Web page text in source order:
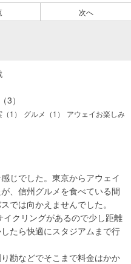
次へ
（3）
1） グルメ（1）
アウェイお楽しみ
じでした。東京からアウェイ
、信州グルメを食べている間
では向かえませんでした。
クリングがあるので少し距離
たら快適にスタジアムまで行
勘などでそこまで料金はかか